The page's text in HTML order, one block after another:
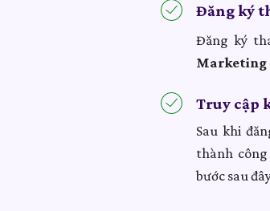
Đăng ký
Đăng ký
Marketing
Truy cập
Sau khi
thành
bước sau